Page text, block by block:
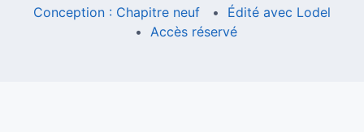
Conception : Chapitre neuf
Édité avec Lodel
Accès réservé